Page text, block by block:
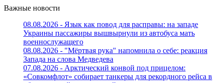
Важные новости
08.08.2026 - Язык как повод для расправы: на западе
Украины пассажиры вышвырнули из автобуса мать
военнослужащего
08.08.2026 - "Мёртвая рука" напомнила о себе: реакция
Запада на слова Медведева
07.08.2026 - Арктический конвой под прицелом:
«Совкомфлот» собирает танкеры для рекордного рейса в